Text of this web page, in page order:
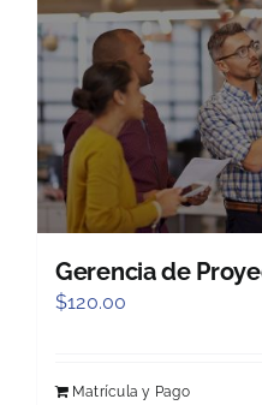
Gerencia de
$120.00
Matrícula y Pago